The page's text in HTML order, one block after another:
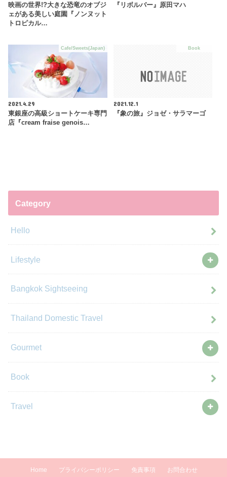
映画の世界!?大きな恐竜のオブジ
ェがある美しい庭園『ノンヌット
トロピカル…
『リボルバー』原田マハ
Cafe/Sweets(Japan)
2021.4.29
東銀座の高級ショートケーキ専門
店『cream fraise genois…
Book
2021.12.1
『象の旅』ジョゼ・サラマーゴ
Category
Hello
Lifestyle
Bangkok Sightseeing
Thailand Domestic Travel
Gourmet
Book
Travel
Home プライバシーポリシー 免責事項 お問合わせ